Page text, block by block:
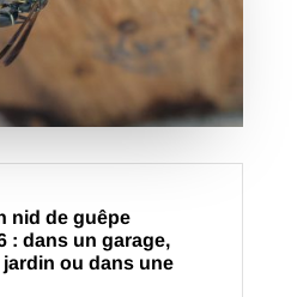
nid de guêpe
: dans un garage,
ou dans une